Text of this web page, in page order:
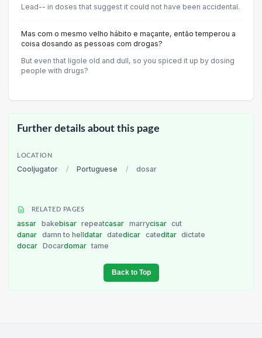
Lead-- in doses that suggest it could not have been accidental.
Mas com o mesmo velho hábito e maçante, então temperou a
coisa dosando as pessoas com drogas?
But even that ligole old and dull, so you spiced it up by dosing
people with drugs?
Further details about this page
LOCATION
Cooljugator / Portuguese / dosar
RELATED PAGES
assar bakebisar repeatcasar marrycisar cut
danar damn to helldatar datedicar cateditar dictate
docar Docardomar tame
Back to Top